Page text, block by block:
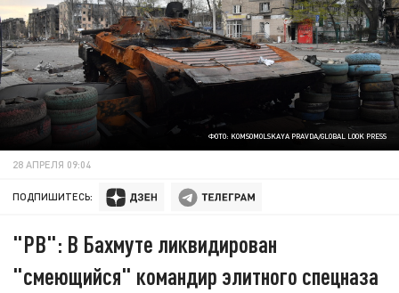
ФОТО: KOMSOMOLSKAYA PRAVDA/GLOBAL LOOK PRESS
28 АПРЕЛЯ 09:04
ПОДПИШИТЕСЬ:
"РВ": В Бахмуте ликвидирован
"смеющийся" командир элитного спецназа